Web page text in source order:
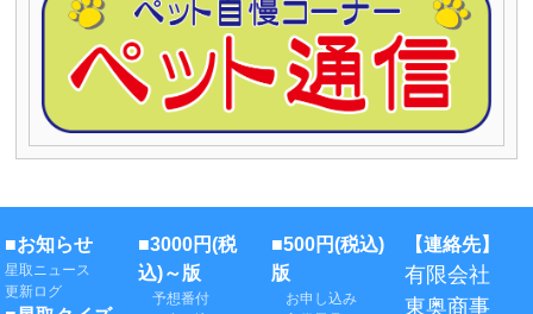
■お知らせ
星取ニュース
更新ログ
■3000円(税
込)～版
予想番付
■500円(税込)
版
お申し込み
【連絡先】
有限会社
東奥商事